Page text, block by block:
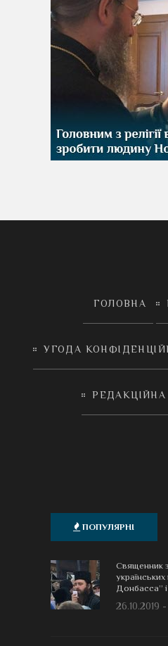
ГОЛОВНА
УГОДА
РЕДАКЦІЙНА
ПОПУЛЯРНІ
Священник
Донбасса” і
26.10.2019